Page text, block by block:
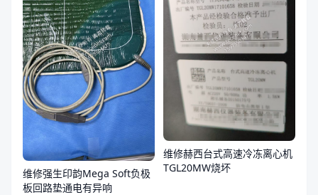
维修强生印韵Mega Soft负极
板回路垫通电有异响
维修赫西台式高速冷冻离心机
TGL20MW烧坏